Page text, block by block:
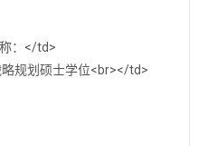
：</td>
规划硕士学位<br></td>